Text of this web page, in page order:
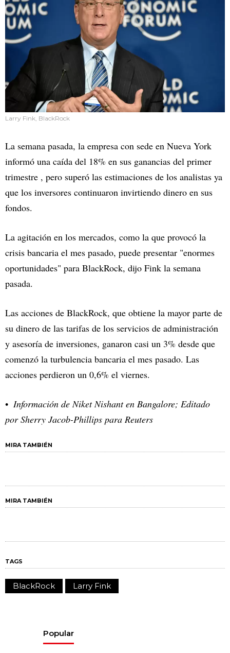
Larry Fink, BlackRock
La semana pasada, la empresa con sede en Nueva York
informó una caída del 18% en sus ganancias del primer
trimestre , pero superó las estimaciones de los analistas ya
que los inversores continuaron invirtiendo dinero en sus
fondos.
La agitación en los mercados, como la que provocó la
crisis bancaria el mes pasado, puede presentar "enormes
oportunidades" para BlackRock, dijo Fink la semana
pasada.
Las acciones de BlackRock, que obtiene la mayor parte de
su dinero de las tarifas de los servicios de administración
y asesoría de inversiones, ganaron casi un 3% desde que
comenzó la turbulencia bancaria el mes pasado. Las
acciones perdieron un 0,6% el viernes.
Información de Niket Nishant en Bangalore; Editado
por Sherry Jacob-Phillips para Reuters
MIRA TAMBIÉN
MIRA TAMBIÉN
TAGS
BlackRock Larry Fink
Popular